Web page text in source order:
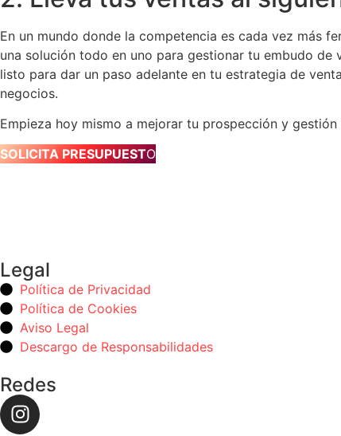
En un mundo donde la competencia es cada vez más
una solución todo en uno para gestionar tu embudo
listo para dar un paso adelante en tu estrategia de
negocios.
Empieza hoy mismo a mejorar tu prospección y
SOLICITA PRESUPUESTO
Legal
Política de Privacidad
Política de Cookies
Aviso Legal
Descargo de Responsabilidades
Redes